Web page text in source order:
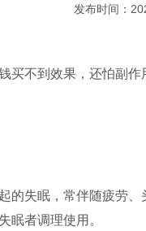
发布时间：
买不到效果，还怕副
的失眠，常伴随疲劳
眠者调理使用。